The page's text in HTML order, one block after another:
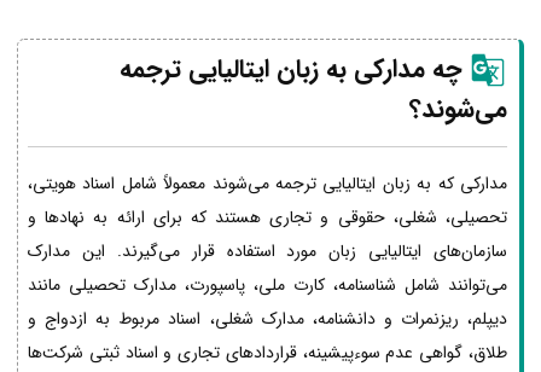
چه مدارکی به زبان ایتالیایی ترجمه
می‌شوند؟
مدارکی که به زبان ایتالیایی ترجمه می‌شوند معمولاً شامل اسناد هویتی،
تحصیلی، شغلی، حقوقی و تجاری هستند که برای ارائه به نهادها و
سازمان‌های ایتالیایی زبان مورد استفاده قرار می‌گیرند. این مدارک
می‌توانند شامل شناسنامه، کارت ملی، پاسپورت، مدارک تحصیلی مانند
دیپلم، ریزنمرات و دانشنامه، مدارک شغلی، اسناد مربوط به ازدواج و
طلاق، گواهی عدم سوءپیشینه، قراردادهای تجاری و اسناد ثبتی شرکت‌ها